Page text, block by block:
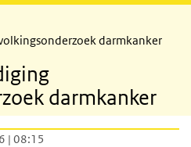
darmkanker
darmkanker
| 08:15